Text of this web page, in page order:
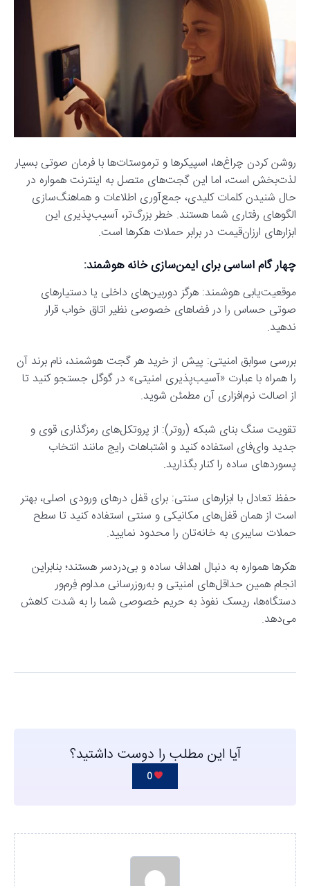
روشن کردن چراغ‌ها، اسپیکرها و ترموستات‌ها با فرمان صوتی بسیار
لذت‌بخش است، اما این گجت‌های متصل به اینترنت همواره در
حال شنیدن کلمات کلیدی، جمع‌آوری اطلاعات و هماهنگ‌سازی
الگوهای رفتاری شما هستند. خطر بزرگ‌تر، آسیب‌پذیری این
ابزارهای ارزان‌قیمت در برابر حملات هکرها است.
چهار گام اساسی برای ایمن‌سازی خانه هوشمند:
موقعیت‌یابی هوشمند: هرگز دوربین‌های داخلی یا دستیارهای
صوتی حساس را در فضاهای خصوصی نظیر اتاق خواب قرار
ندهید.
بررسی سوابق امنیتی: پیش از خرید هر گجت هوشمند، نام برند آن
را همراه با عبارت «آسیب‌پذیری امنیتی» در گوگل جستجو کنید تا
از اصالت نرم‌افزاری آن مطمئن شوید.
تقویت سنگ بنای شبکه (روتر): از پروتکل‌های رمزگذاری قوی و
جدید وای‌فای استفاده کنید و اشتباهات رایج مانند انتخاب
پسوردهای ساده را کنار بگذارید.
حفظ تعادل با ابزارهای سنتی: برای قفل درهای ورودی اصلی، بهتر
است از همان قفل‌های مکانیکی و سنتی استفاده کنید تا سطح
حملات سایبری به خانه‌تان را محدود نمایید.
هکرها همواره به دنبال اهداف ساده و بی‌دردسر هستند؛ بنابراین
انجام همین حداقل‌های امنیتی و به‌روزرسانی مداوم فِرم‌ور
دستگاه‌ها، ریسک نفوذ به حریم خصوصی شما را به شدت کاهش
می‌دهد.
آیا این مطلب را دوست داشتید؟
0